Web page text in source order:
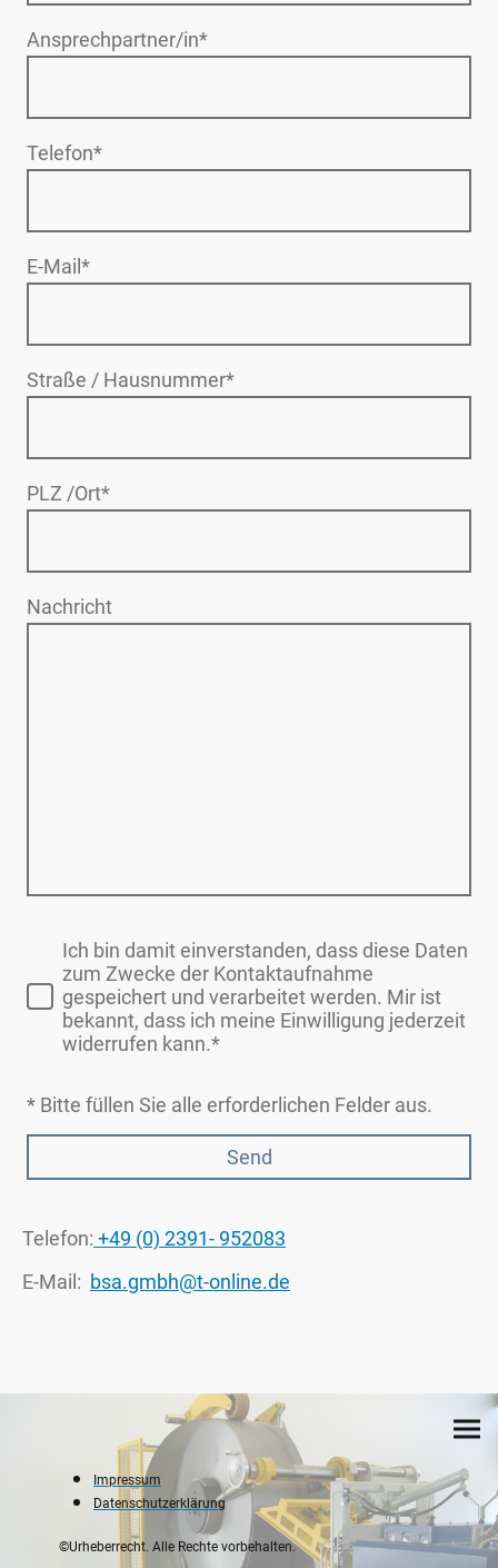
Ansprechpartner/in*
Telefon*
E-Mail*
Straße / Hausnummer*
PLZ /Ort*
Nachricht
Ich bin damit einverstanden, dass diese Daten
zum Zwecke der Kontaktaufnahme
gespeichert und verarbeitet werden. Mir ist
bekannt, dass ich meine Einwilligung jederzeit
widerrufen kann.*
* Bitte füllen Sie alle erforderlichen Felder aus.
Send
Telefon: +49 (0) 2391- 952083
E-Mail: bsa.gmbh@t-online.de
Impressum
Datenschutzerklärung
©Urheberrecht. Alle Rechte vorbehalten.